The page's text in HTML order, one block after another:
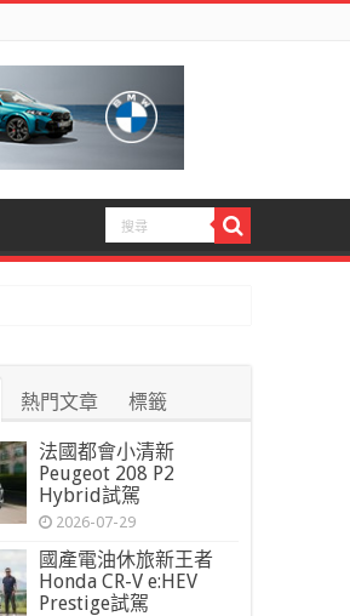
熱門文章 標籤
法國都會小清新
Peugeot 208 P2
Hybrid試駕
2026-07-29
國產電油休旅新王者
Honda CR-V e:HEV
Prestige試駕